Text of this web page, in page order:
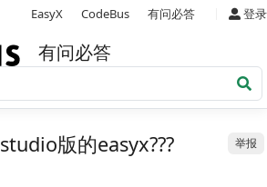
EasyX CodeBus 有问必答 登录
有问必答
举报
版的easyx???